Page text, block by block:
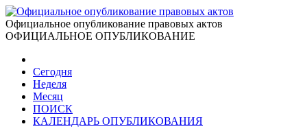
Официальное опубликование правовых актов
ОФИЦИАЛЬНОЕ ОПУБЛИКОВАНИЕ
Сегодня
Неделя
Месяц
ПОИСК
КАЛЕНДАРЬ ОПУБЛИКОВАНИЯ